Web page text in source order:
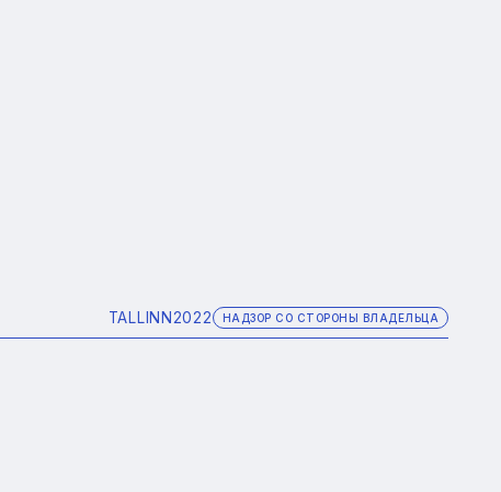
TALLINN2022 НАДЗОР СО СТОРОНЫ ВЛАДЕЛЬЦА